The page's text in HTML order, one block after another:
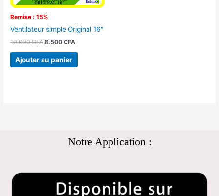
Remise : 15%
Ventilateur simple Original 16″
10.000CFA 8.500CFA
Ajouter au panier
Notre Application :